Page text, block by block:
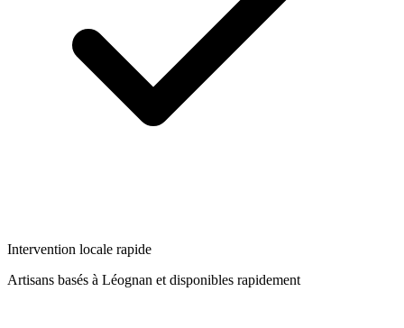
Intervention locale rapide
Artisans basés à Léognan et disponibles rapidement